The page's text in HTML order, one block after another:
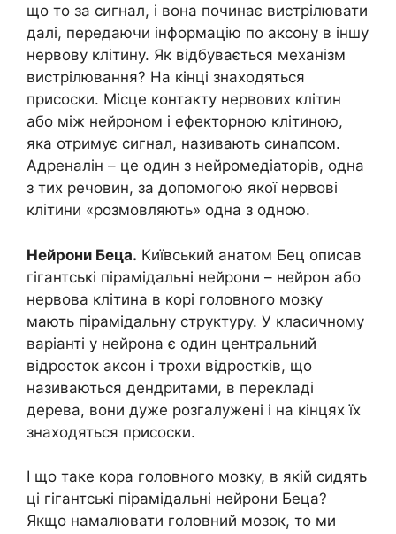
що то за сигнал, і вона починає вистрілювати
далі, передаючи інформацію по аксону в іншу
нервову клітину. Як відбувається механізм
вистрілювання? На кінці знаходяться
присоски. Місце контакту нервових клітин
або між нейроном і ефекторною клітиною,
яка отримує сигнал, називають синапсом.
Адреналін – це один з нейромедіаторів, одна
з тих речовин, за допомогою якої нервові
клітини «розмовляють» одна з одною.
Нейрони Беца. Київський анатом Бец описав
гігантські пірамідальні нейрони – нейрон або
нервова клітина в корі головного мозку
мають пірамідальну структуру. У класичному
варіанті у нейрона є один центральний
відросток аксон і трохи відростків, що
називаються дендритами, в перекладі
дерева, вони дуже розгалужені і на кінцях їх
знаходяться присоски.
І що таке кора головного мозку, в якій сидять
ці гігантські пірамідальні нейрони Беца?
Якщо намалювати головний мозок, то ми